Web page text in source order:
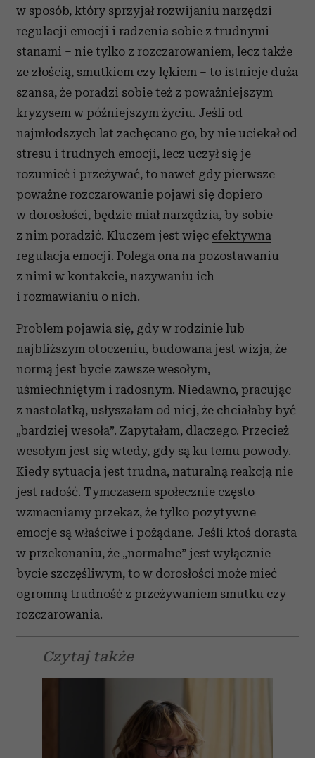
w sposób, który sprzyjał rozwijaniu narzędzi
regulacji emocji i radzenia sobie z trudnymi
stanami – nie tylko z rozczarowaniem, lecz także
ze złością, smutkiem czy lękiem – to istnieje duża
szansa, że poradzi sobie też z poważniejszym
kryzysem w późniejszym życiu. Jeśli od
najmłodszych lat zachęcano go, by nie uciekał od
stresu i trudnych emocji, lecz uczył się je
rozumieć i przeżywać, to nawet gdy pierwsze
poważne rozczarowanie pojawi się dopiero
w dorosłości, będzie miał narzędzia, by sobie
z nim poradzić. Kluczem jest więc efektywna
regulacja emocji. Polega ona na pozostawaniu
z nimi w kontakcie, nazywaniu ich
i rozmawianiu o nich.
Problem pojawia się, gdy w rodzinie lub
najbliższym otoczeniu, budowana jest wizja, że
normą jest bycie zawsze wesołym,
uśmiechniętym i radosnym. Niedawno, pracując
z nastolatką, usłyszałam od niej, że chciałaby być
„bardziej wesoła”. Zapytałam, dlaczego. Przecież
wesołym jest się wtedy, gdy są ku temu powody.
Kiedy sytuacja jest trudna, naturalną reakcją nie
jest radość. Tymczasem społecznie często
wzmacniamy przekaz, że tylko pozytywne
emocje są właściwe i pożądane. Jeśli ktoś dorasta
w przekonaniu, że „normalne” jest wyłącznie
bycie szczęśliwym, to w dorosłości może mieć
ogromną trudność z przeżywaniem smutku czy
rozczarowania.
Czytaj także